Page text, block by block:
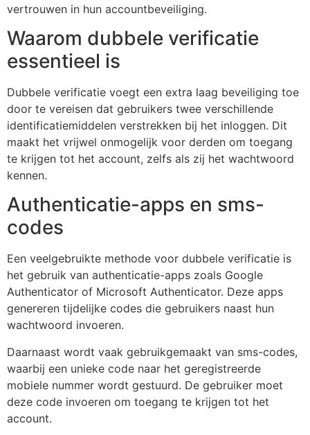
vertrouwen in hun accountbeveiliging.
Waarom dubbele verificatie
essentieel is
Dubbele verificatie voegt een extra laag beveiliging toe
door te vereisen dat gebruikers twee verschillende
identificatiemiddelen verstrekken bij het inloggen. Dit
maakt het vrijwel onmogelijk voor derden om toegang
te krijgen tot het account, zelfs als zij het wachtwoord
kennen.
Authenticatie-apps en sms-
codes
Een veelgebruikte methode voor dubbele verificatie is
het gebruik van authenticatie-apps zoals Google
Authenticator of Microsoft Authenticator. Deze apps
genereren tijdelijke codes die gebruikers naast hun
wachtwoord invoeren.
Daarnaast wordt vaak gebruikgemaakt van sms-codes,
waarbij een unieke code naar het geregistreerde
mobiele nummer wordt gestuurd. De gebruiker moet
deze code invoeren om toegang te krijgen tot het
account.